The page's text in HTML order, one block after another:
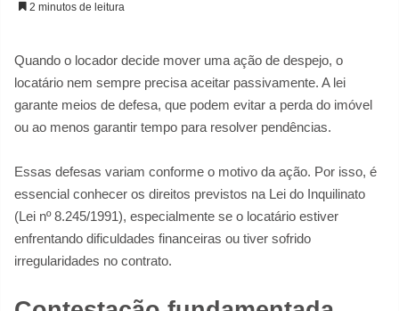
2 minutos de leitura
Quando o locador decide mover uma ação de despejo, o
locatário nem sempre precisa aceitar passivamente. A lei
garante meios de defesa, que podem evitar a perda do imóvel
ou ao menos garantir tempo para resolver pendências.
Essas defesas variam conforme o motivo da ação. Por isso, é
essencial conhecer os direitos previstos na Lei do Inquilinato
(Lei nº 8.245/1991), especialmente se o locatário estiver
enfrentando dificuldades financeiras ou tiver sofrido
irregularidades no contrato.